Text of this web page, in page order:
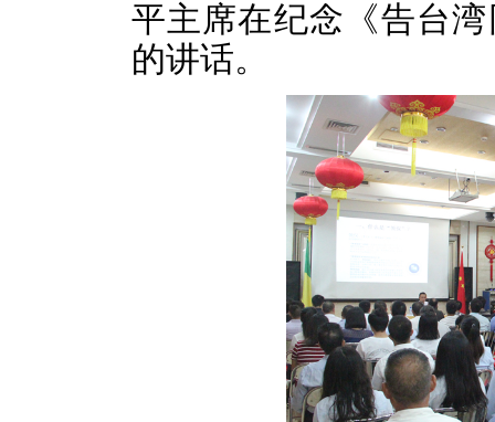
平主席在纪念《告台
的讲话。